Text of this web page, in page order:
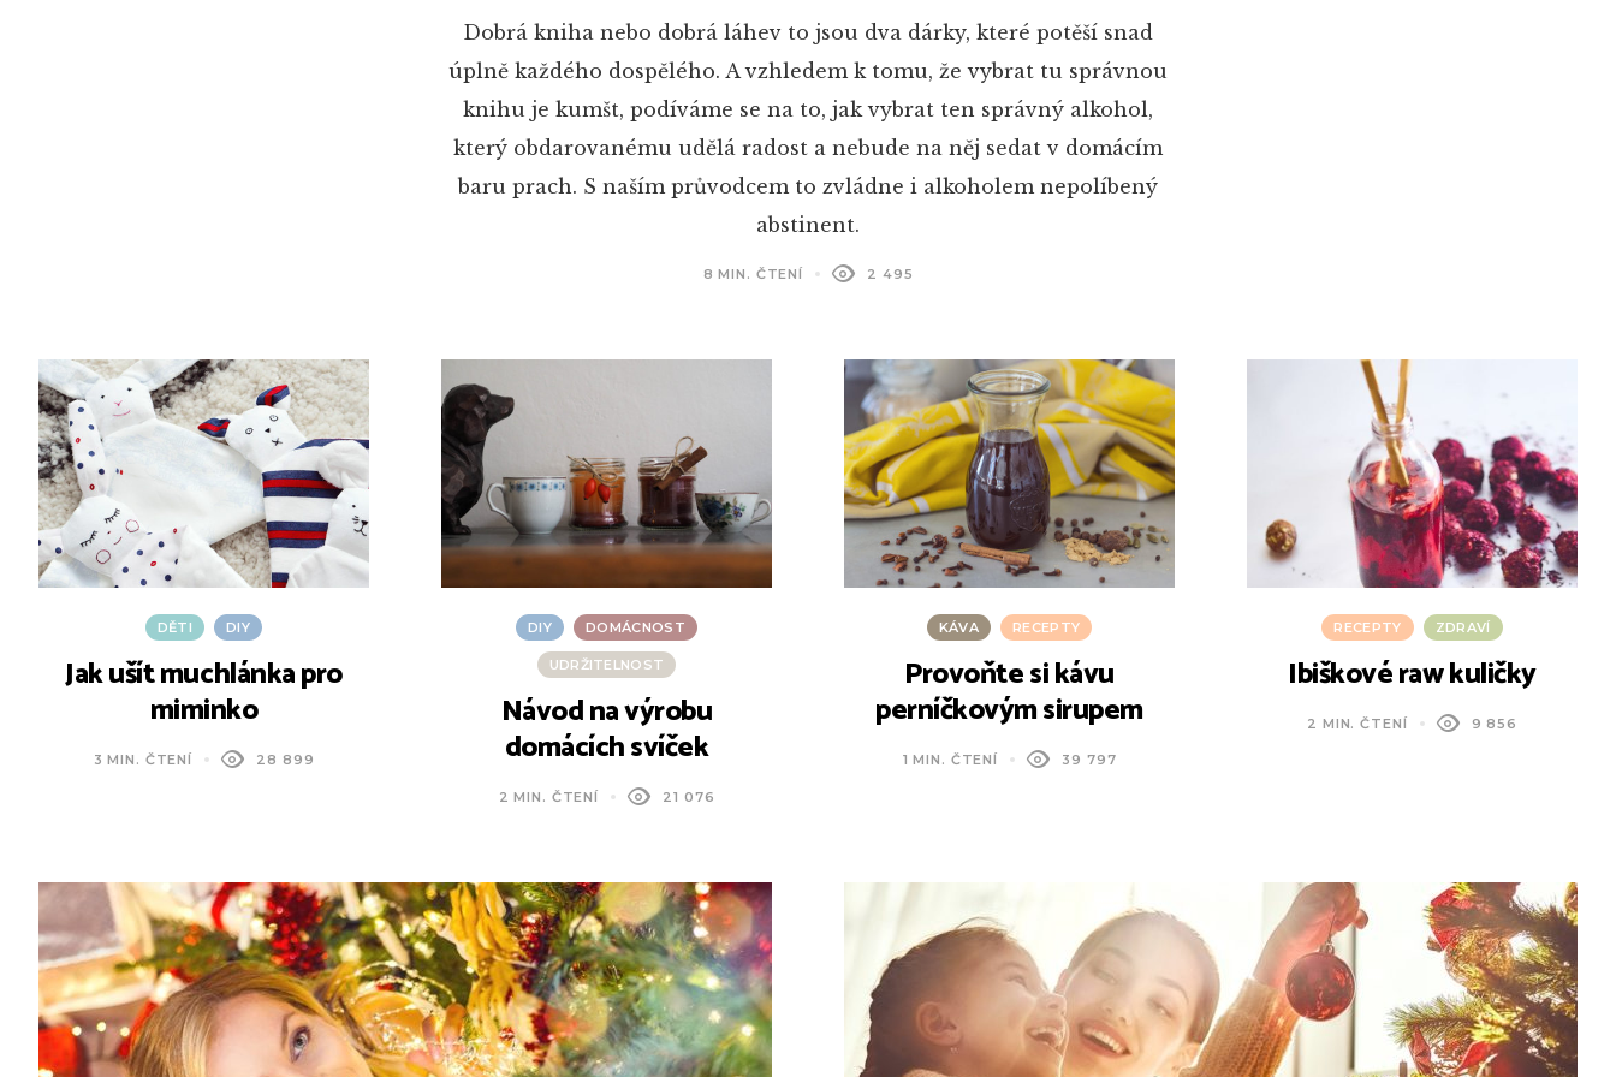
Dobrá kniha nebo dobrá láhev to jsou dva dárky, které potěší snad
úplně každého dospělého. A vzhledem k tomu, že vybrat tu správnou
knihu je kumšt, podíváme se na to, jak vybrat ten správný alkohol,
který obdarovanému udělá radost a nebude na něj sedat v domácím
baru prach. S naším průvodcem to zvládne i alkoholem nepolíbený
abstinent.
8 MIN. ČTENÍ 2 495
DĚTI DIY
Jak ušít muchlánka pro
miminko
3 MIN. ČTENÍ 28 899
DIY DOMÁCNOST
UDRŽITELNOST
Návod na výrobu
domácích svíček
2 MIN. ČTENÍ 21 076
KÁVA RECEPTY
Provoňte si kávu
perníčkovým sirupem
1 MIN. ČTENÍ 39 797
RECEPTY ZDRAVÍ
Ibiškové raw kuličky
2 MIN. ČTENÍ 9 856